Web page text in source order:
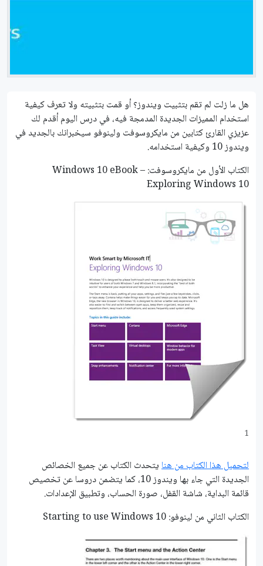
هل ما زلت لم تقم بتثبيت ويندوز؟ أو قمت بتثبيته ولا تعرف كيفية
استخدام المميزات الجديدة المدمجة فيه، في درس اليوم أقدم لك
عزيزي القارئ كتابين من مايكروسوفت ولينوفو سيخبرانك بالجديد في
ويندوز 10 وكيفية استخدامه.
الكتاب الأول من مايكروسوفت: Windows 10 eBook –
Exploring Windows 10
1
لتحميل هذا الكتاب من هنايتحدث الكتاب عن جميع الخصائص
الجديدة التي جاء بها ويندوز 10، كما يتضمن دروسا عن تخصيص
قائمة البداية، شاشة القفل، صورة الحساب، وتطبيق الإعدادات.
الكتاب الثاني من لينوفو: Starting to use Windows 10